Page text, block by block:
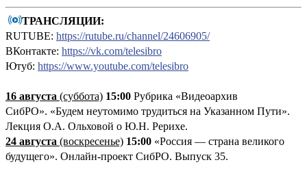
ТРАНСЛЯЦИИ:
RUTUBE: https://rutube.ru/channel/24606905/
ВКонтакте: https://vk.com/telesibro
Ютуб: https://www.youtube.com/telesibro
16 августа (суббота) 15:00 Рубрика «Видеоархив
СибРО». «Будем неутомимо трудиться на Указанном Пути».
Лекция О.А. Ольховой о Ю.Н. Рерихе.
24 августа (воскресенье) 15:00 «Россия — страна великого
будущего». Онлайн-проект СибРО. Выпуск 35.